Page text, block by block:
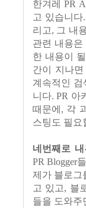
한겨레 PR
고 있습니
리고, 그 내
관련 내용
한 내용이
간이 지나
계속적인
니다. PR 아
때문에, 각
스팅도 필요
네번째로
PR Blogger
제가 블로그
고 있고, 블
들을 도와주